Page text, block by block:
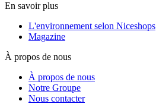
En savoir plus
L'environnement selon Niceshops
Magazine
À propos de nous
À propos de nous
Notre Groupe
Nous contacter